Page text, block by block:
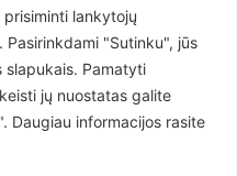
lankytojų
Pasirinkdami "Sutinku", jūs
slapukais. Pamatyti
jų nuostatas galite
Daugiau informacijos rasite
619